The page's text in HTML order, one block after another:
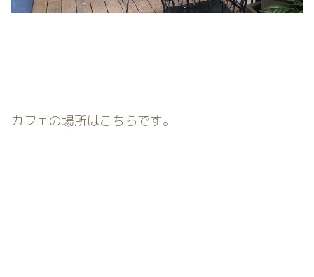
カフェの場所はこちらです。